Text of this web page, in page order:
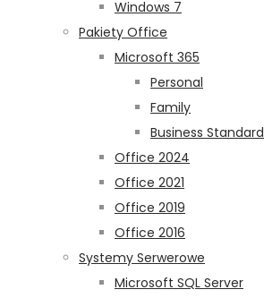
Windows 7
Pakiety Office
Microsoft 365
Personal
Family
Business Standard
Office 2024
Office 2021
Office 2019
Office 2016
Systemy Serwerowe
Microsoft SQL Server